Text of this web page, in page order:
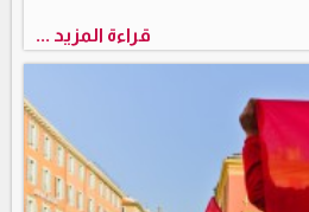
قراءة المزيد ...